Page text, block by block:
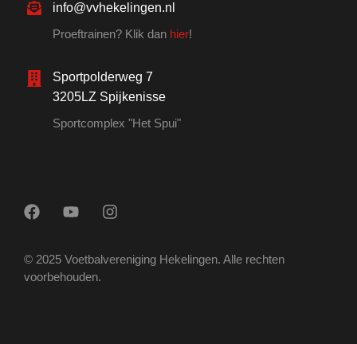
info@vvhekelingen.nl
Proeftrainen? Klik dan hier!
Sportpolderweg 7
3205LZ Spijkenisse
Sportcomplex "Het Spui"
© 2025 Voetbalvereniging Hekelingen. Alle rechten
voorbehouden.